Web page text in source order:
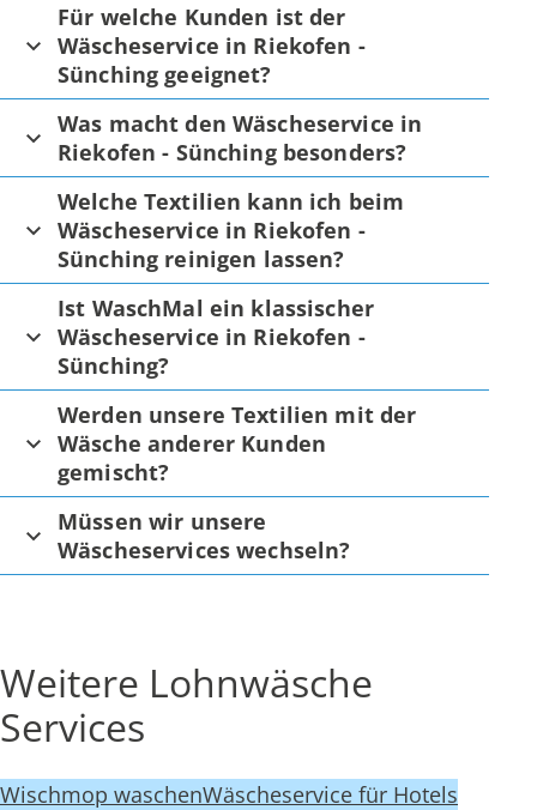
Für welche Kunden ist der
Wäscheservice in Riekofen -
Sünching geeignet?
Was macht den Wäscheservice in
Riekofen - Sünching besonders?
Welche Textilien kann ich beim
Wäscheservice in Riekofen -
Sünching reinigen lassen?
Ist WaschMal ein klassischer
Wäscheservice in Riekofen -
Sünching?
Werden unsere Textilien mit der
Wäsche anderer Kunden
gemischt?
Müssen wir unsere
Wäscheservices wechseln?
Weitere Lohnwäsche
Services
Wischmop waschenWäscheservice für Hotels